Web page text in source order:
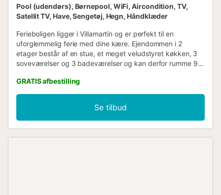
Pool (udendørs), Børnepool, WiFi, Aircondition, TV,
Satellit TV, Have, Sengetøj, Hegn, Håndklæder
Ferieboligen ligger i Villamartín og er perfekt til en
uforglemmelig ferie med dine kære. Ejendommen i 2
etager består af en stue, et meget veludstyret køkken, 3
soveværelser og 3 badeværelser og kan derfor rumme 9
samt vaskemaskine. Dit private udendørsområde omfatter
en have, havemøbler, en åben terrasse, en overdækket
terrasse, en altan og en grill. Et fælles udendørsområde
med en swimmingpool og en børnepool er også
tilgængeligt til jeres brug. Gå-/kørselsafstand til nærmeste
GRATIS afbestilling
Se tilbud